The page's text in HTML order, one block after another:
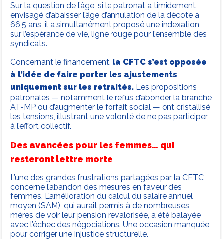
Sur la question de l’âge, si le patronat a timidement
envisagé d’abaisser l’âge d’annulation de la décote à
66,5 ans, il a simultanément proposé une indexation
sur l’espérance de vie, ligne rouge pour l’ensemble des
syndicats.
Concernant le financement, la CFTC s’est opposée
à l’idée de faire porter les ajustements
uniquement sur les retraités. Les propositions
patronales — notamment le refus d’abonder la branche
AT-MP ou d’augmenter le forfait social — ont cristallisé
les tensions, illustrant une volonté de ne pas participer
à l’effort collectif.
Des avancées pour les femmes… qui
resteront lettre morte
L’une des grandes frustrations partagées par la CFTC
concerne l’abandon des mesures en faveur des
femmes. L’amélioration du calcul du salaire annuel
moyen (SAM), qui aurait permis à de nombreuses
mères de voir leur pension revalorisée, a été balayée
avec l’échec des négociations. Une occasion manquée
pour corriger une injustice structurelle.